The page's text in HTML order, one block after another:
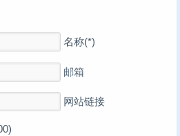
名称(*)
邮箱
网站链接